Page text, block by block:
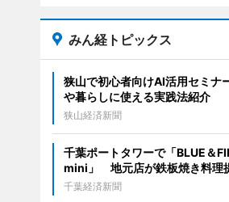
みん経トピックス
狭山で初心者向けAI活用セミ
や暮らしに使える実践法紹介
狭山経済新聞
千葉ポートタワーで「BLUE＆
mini」 地元店が鉄板焼き料理
千葉経済新聞